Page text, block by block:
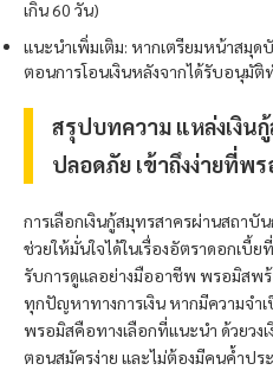
เกิน 60 วัน)
แนะนำเพิ่มเติม: หากเตรียมหน้าสมุ
ตอนการโอนเงินหลังจากได้รับอนุมั
สรุปบทความ แหล่งเงิน
ปลอดภัย เข้าถึงง่ายที่พร
การเลือกเงินกู้สมุทรสาครผ่านสถาบั
ช่วยให้มั่นใจได้ในเรื่องอัตราดอกเบี้
รับการดูแลอย่างมืออาชีพ พรอมิสพร้
ทุกปัญหาทางการเงิน หากมีความจำ
พรอมิสคือทางเลือกที่แนะนำ ด้วยวง
ตอนสมัครง่าย และไม่ต้องมีคนค้ำปร